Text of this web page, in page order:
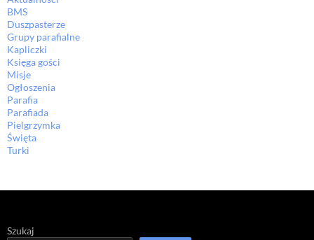
BMS
Duszpasterze
Grupy parafialne
Kapliczki
Księga gości
Misje
Ogłoszenia
Parafia
Parafiada
Pielgrzymka
Święta
Turki
Szukaj